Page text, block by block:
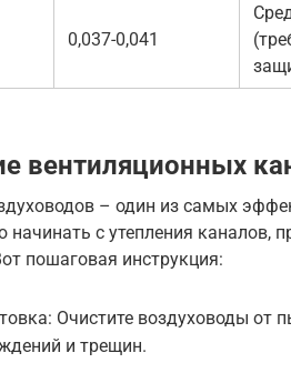
0,037-0,041
вентиляционных
– один из самых
начинать с утепления каналов,
пошаговая инструкция:
Очистите воздуховоды от
и трещин.